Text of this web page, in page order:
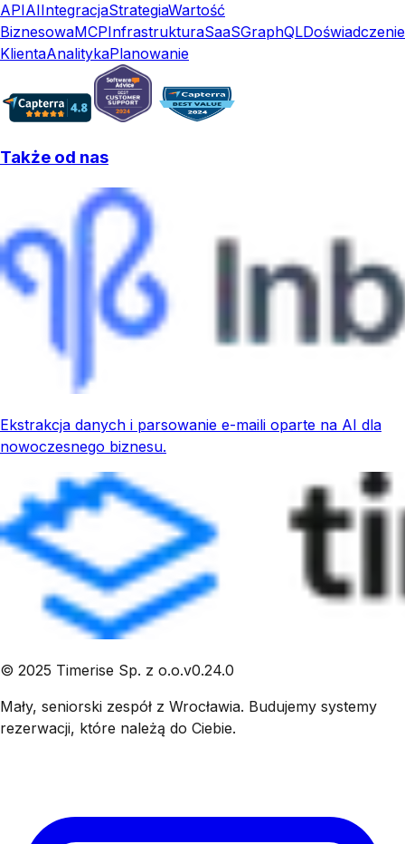
APIAIIntegracjaStrategiaWartość
BiznesowaMCPInfrastrukturaSaaSGraphQLDoświadczenie
KlientaAnalitykaPlanowanie
Także od nas
Ekstrakcja danych i parsowanie e-maili oparte na AI dla
nowoczesnego biznesu.
© 2025 Timerise Sp. z o.o.v0.24.0
Mały, seniorski zespół z Wrocławia. Budujemy systemy
rezerwacji, które należą do Ciebie.